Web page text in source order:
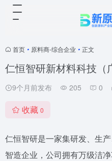
首页 • 原料商-综合企业 • 正文
仁恒智研新材料科技（
9个月前发布 205 0
收藏 0
仁恒智研是一家集研发、生
智造企业，公司拥有万级洁